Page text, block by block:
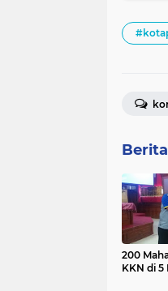
200
KKN di 5